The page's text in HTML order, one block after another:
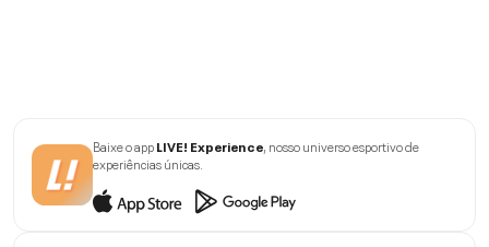
Baixe o appLIVE! Experience , nosso universo esportivo de
experiências únicas.